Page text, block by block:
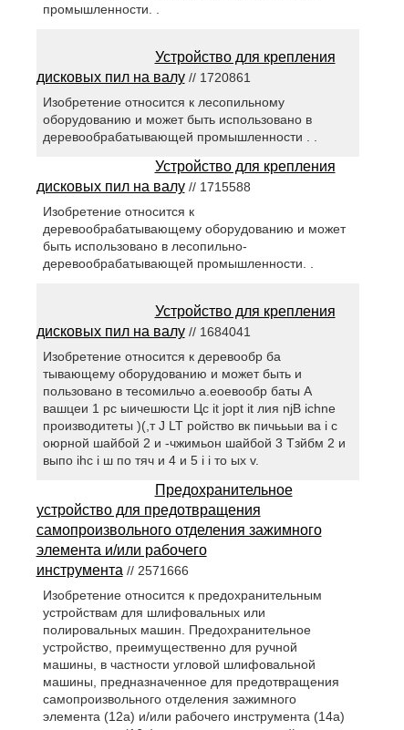
промышленности. .
Устройство для крепления
дисковых пил на валу// 1720861
Изобретение относится к лесопильному
оборудованию и может быть использовано в
деревообрабатывающей промышленности . .
Устройство для крепления
дисковых пил на валу// 1715588
Изобретение относится к
деревообрабатывающему оборудованию и может
быть использовано в лесопильно-
деревообрабатывающей промышленности. .
Устройство для крепления
дисковых пил на валу// 1684041
Изобретение относится к деревообр ба
тывающему оборудованию и может быть и
пользовано в тесомильчо а.еоевообр баты А
вашцеи 1 рс ыичешюсти Цс it jopt it лия njB ichne
производитеты )(,т J LT ройство вк пичььыи ва i с
оюрной шайбой 2 и -чжимьон шайбой 3 Тзйбм 2 и
выпо ihc i ш по тяч и 4 и 5 i i то ых v.
Предохранительное
устройство для предотвращения
самопроизвольного отделения зажимного
элемента и/или рабочего
инструмента// 2571666
Изобретение относится к предохранительным
устройствам для шлифовальных или
полировальных машин. Предохранительное
устройство, преимущественно для ручной
машины, в частности угловой шлифовальной
машины, предназначенное для предотвращения
самопроизвольного отделения зажимного
элемента (12а) и/или рабочего инструмента (14а)